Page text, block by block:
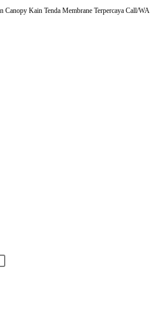
Canopy Kain Tenda Membrane Terpercaya Call/WA